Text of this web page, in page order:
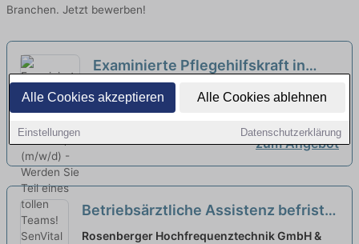
Alle Cookies akzeptieren Alle Cookies ablehnen
Einstellungen Datenschutzerklärung
Branchen. Jetzt bewerben!
Examinierte Pflegehilfskraft in
Teilzeit (20 Stunden) (m/w/d) -
Werden Sie Teil eines tollen
SenVital Pflege dahoam | Ruhpolding
zum Angebot
Betriebsärztliche Assistenz befristet
in Teilzeit (m/w/d) neu
Rosenberger Hochfrequenztechnik GmbH &